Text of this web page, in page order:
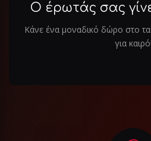
Ο έρωτάς σας
Κάνε ένα μοναδικό δώρο στο
για καιρό!